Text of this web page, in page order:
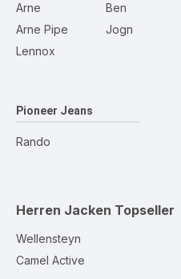
Arne
Arne Pipe
Lennox
Ben
Jogn
Pioneer Jeans
Rando
Herren Jacken Topseller
Wellensteyn
Camel Active